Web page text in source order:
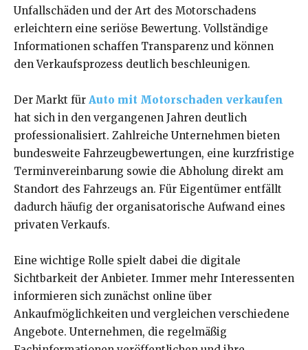
Unfallschäden und der Art des Motorschadens
erleichtern eine seriöse Bewertung. Vollständige
Informationen schaffen Transparenz und können
den Verkaufsprozess deutlich beschleunigen.
Der Markt für Auto mit Motorschaden verkaufen
hat sich in den vergangenen Jahren deutlich
professionalisiert. Zahlreiche Unternehmen bieten
bundesweite Fahrzeugbewertungen, eine kurzfristige
Terminvereinbarung sowie die Abholung direkt am
Standort des Fahrzeugs an. Für Eigentümer entfällt
dadurch häufig der organisatorische Aufwand eines
privaten Verkaufs.
Eine wichtige Rolle spielt dabei die digitale
Sichtbarkeit der Anbieter. Immer mehr Interessenten
informieren sich zunächst online über
Ankaufmöglichkeiten und vergleichen verschiedene
Angebote. Unternehmen, die regelmäßig